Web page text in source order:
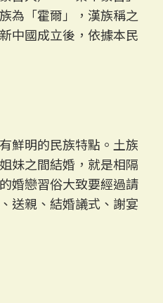
為「霍爾」，漢族稱之
中國成立後，依據本民
鮮明的民族特點。土族
妹之間結婚，就是相隔
婚戀習俗大致要經過請
送親、結婚議式、謝宴